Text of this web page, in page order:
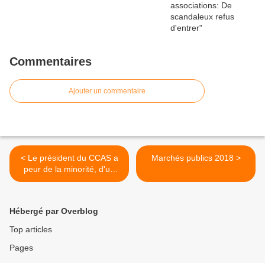
Commentaires
Ajouter un commentaire
< Le président du CCAS a
peur de la minorité, d'un
témoin: virons là se sont-ils
Marchés publics 2018 >
Hébergé par Overblog
Top articles
Pages